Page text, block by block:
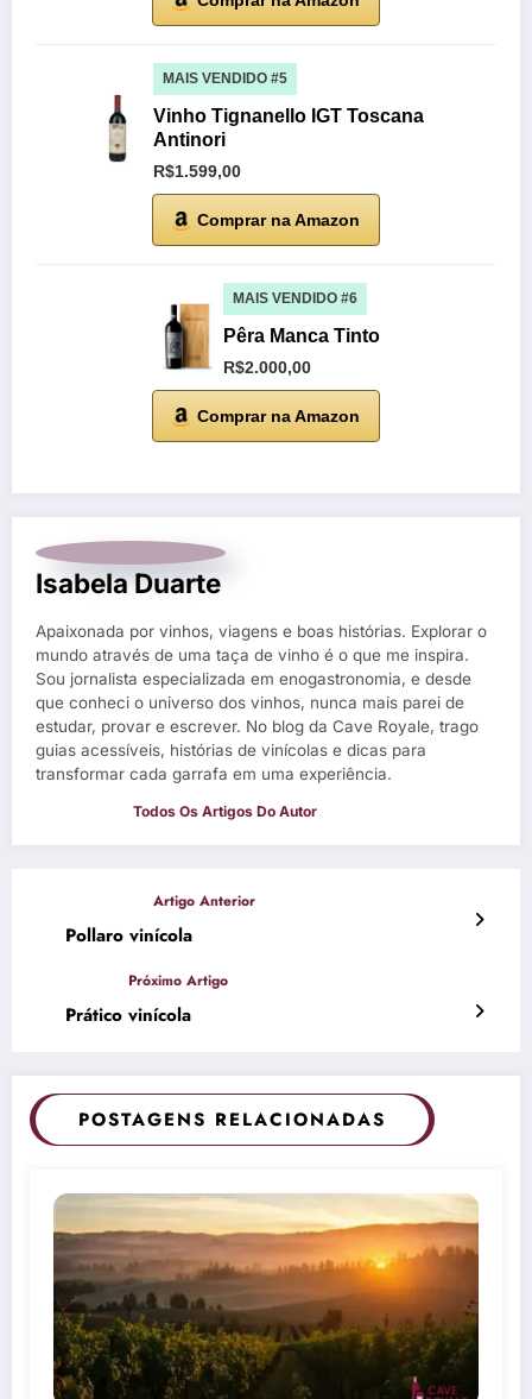
MAIS VENDIDO #5
Vinho Tignanello IGT Toscana
Antinori
R$1.599,00
Comprar na Amazon
MAIS VENDIDO #6
Pêra Manca Tinto
R$2.000,00
Comprar na Amazon
Isabela Duarte
Apaixonada por vinhos, viagens e boas histórias. Explorar o
mundo através de uma taça de vinho é o que me inspira.
Sou jornalista especializada em enogastronomia, e desde
que conheci o universo dos vinhos, nunca mais parei de
estudar, provar e escrever. No blog da Cave Royale, trago
guias acessíveis, histórias de vinícolas e dicas para
transformar cada garrafa em uma experiência.
Pollaro vinícola
Prático vinícola
POSTAGENS RELACIONADAS